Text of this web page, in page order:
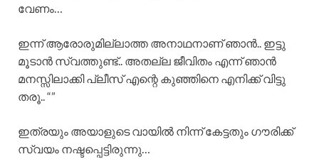
വേണം…
ഇന്ന് ആരോരുമില്ലാത്ത അനാഥനാണ് ഞാൻ.. ഇട്ടു
മൂടാൻ സ്വത്തുണ്ട്.. അതല്ല ജീവിതം എന്ന് ഞാൻ
മനസ്സിലാക്കി പ്ലീസ് എന്റെ കുഞ്ഞിനെ എനിക്ക് വിട്ടു
തരൂ.. “”
ഇത്രയും അയാളുടെ വായിൽ നിന്ന് കേട്ടതും ഗൗരിക്ക്
സ്വയം നഷ്ടപ്പെട്ടിരുന്നു…